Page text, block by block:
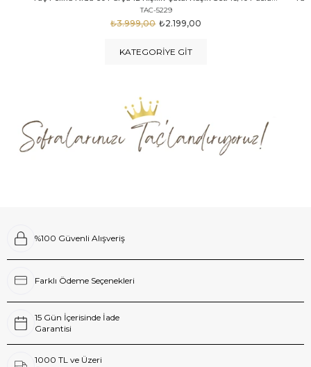
TAC-5040
₺2.999,00
₺4.289,00
KATEGORIYE GIT
%100 Güvenli Alışveriş
Farklı Ödeme Seçenekleri
15 Gün İçerisinde İade
Garantisi
1000 TL ve Üzeri